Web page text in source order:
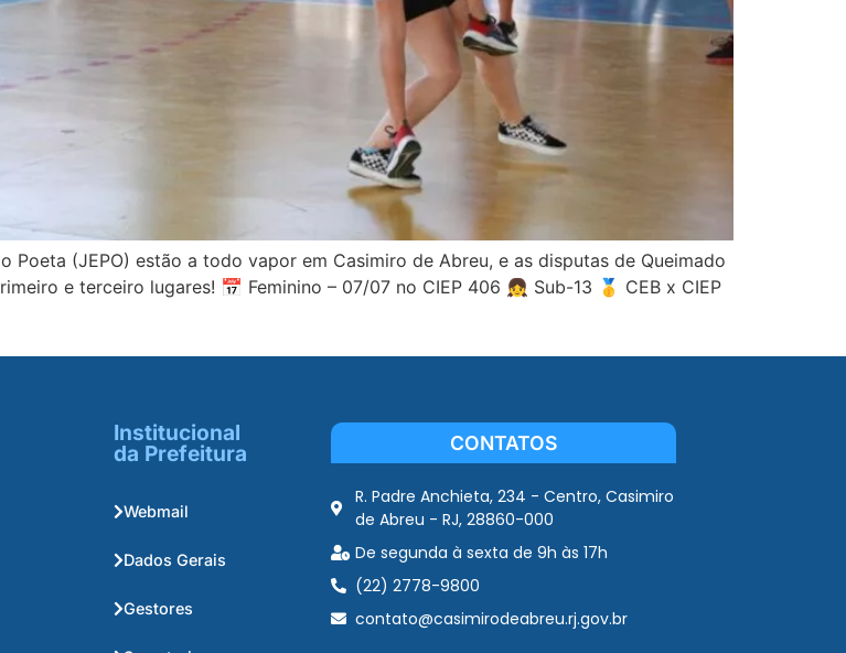
Poeta (JEPO) estão a todo vapor em Casimiro de Abreu, e as disputas de Queimado
e terceiro lugares! 📅 Feminino – 07/07 no CIEP 406 👧 Sub-13 🥇 CEB x CIEP
Institucional
da Prefeitura
Webmail
Dados Gerais
Gestores
CONTATOS
R. Padre Anchieta, 234 - Centro, Casimiro
de Abreu - RJ, 28860-000
De segunda à sexta de 9h às 17h
(22) 2778-9800
contato@casimirodeabreu.rj.gov.br